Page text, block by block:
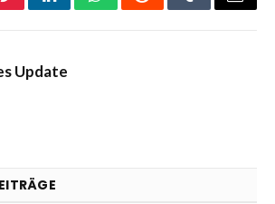
PinterestLinkedInWhatsAppRedditTumblrEmail
Update